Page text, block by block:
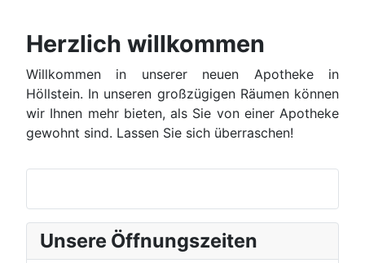
Herzlich willkommen
Willkommen in unserer neuen Apotheke in
Höllstein. In unseren großzügigen Räumen können
wir Ihnen mehr bieten, als Sie von einer Apotheke
gewohnt sind. Lassen Sie sich überraschen!
Unsere Öffnungszeiten